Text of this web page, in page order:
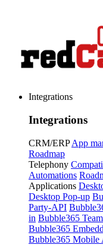
Integrations
Integrations
CRM/ERP App
Roadmap
Telephony
Automations
Applications
Desktop Pop-up
Party-API
in Bubble365
Bubble365
Bubble365 Mobile